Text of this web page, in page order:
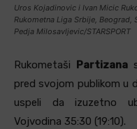
Uros Kojadinovic i Ivan Micic
Rukometna Liga Srbije,
Pedja Milosavljevic/STARSPORT
Rukometaši Partizana
pred svojom publikom u
uspeli da izuzetno
Vojvodina 35:30 (19:10).